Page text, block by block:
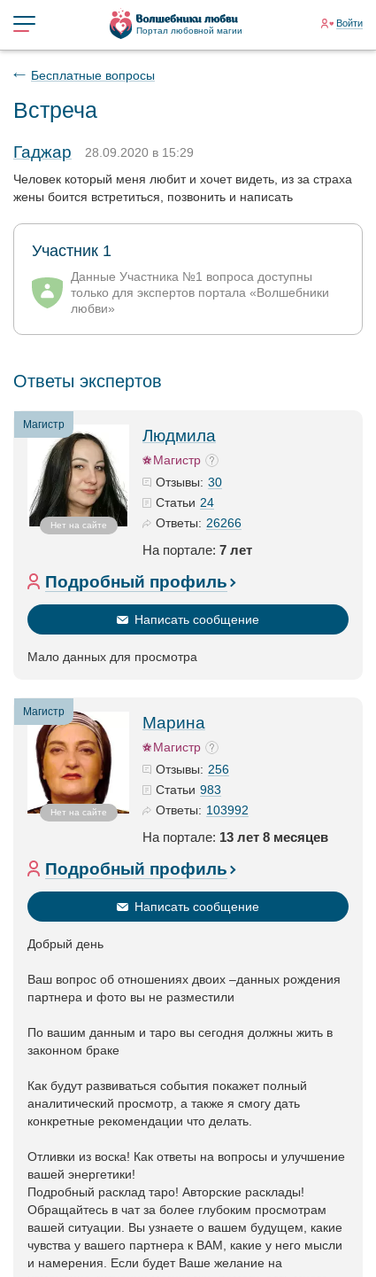
Портал любовной магии
Войти
Бесплатные вопросы
Встреча
Гаджар
28.09.2020 в 15:29
Человек который меня любит и хочет видеть, из за страха
жены боится встретиться, позвонить и написать
Участник 1
Данные Участника №1 вопроса доступны
только для экспертов портала «Волшебники
любви»
Ответы экспертов
Магистр
Нет на сайте
Людмила
Магистр
Отзывы: 30
Статьи 24
Ответы: 26266
На портале: 7 лет
Подробный профиль
Написать сообщение
Мало данных для просмотра
Магистр
Нет на сайте
Марина
Магистр
Отзывы: 256
Статьи 983
Ответы: 103992
На портале: 13 лет 8 месяцев
Подробный профиль
Написать сообщение
Добрый день
Ваш вопрос об отношениях двоих –данных рождения
партнера и фото вы не разместили
По вашим данным и таро вы сегодня должны жить в
законном браке
Как будут развиваться события покажет полный
аналитический просмотр, а также я смогу дать
конкретные рекомендации что делать.
Отливки из воска! Как ответы на вопросы и улучшение
вашей энергетики!
Подробный расклад таро! Авторские расклады!
Обращайтесь в чат за более глубоким просмотрам
вашей ситуации. Вы узнаете о вашем будущем, какие
чувства у вашего партнера к ВАМ, какие у него мысли
и намерения. Если будет Ваше желание на